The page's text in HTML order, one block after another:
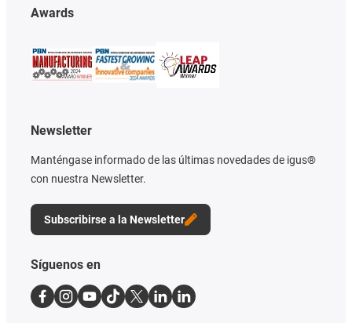
Awards
Newsletter
Manténgase informado de las últimas novedades de igus®
con nuestra Newsletter.
Subscribirse a la Newsletter
Síguenos en